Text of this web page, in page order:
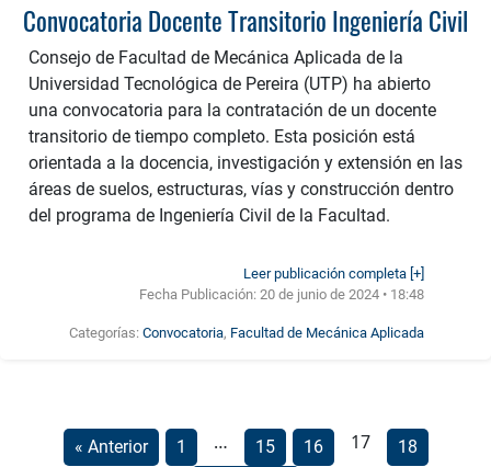
Convocatoria Docente Transitorio Ingeniería Civil
Consejo de Facultad de Mecánica Aplicada de la
Universidad Tecnológica de Pereira (UTP) ha abierto
una convocatoria para la contratación de un docente
transitorio de tiempo completo. Esta posición está
orientada a la docencia, investigación y extensión en las
áreas de suelos, estructuras, vías y construcción dentro
del programa de Ingeniería Civil de la Facultad.
Leer publicación completa [+]
Fecha Publicación:20 de junio de 2024 • 18:48
Categorías:Convocatoria, Facultad de Mecánica Aplicada
« Anterior 1 … 15 16 17
18